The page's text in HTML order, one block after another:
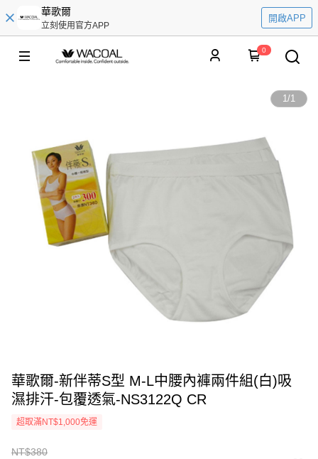
華歌爾
立刻使用官方APP
開啟APP
0
1/1
華歌爾-新伴蒂S型 M-L中腰內褲兩件組(白)吸
濕排汗-包覆透氣-NS3122Q CR
超取滿NT$1,000免運
NT$380